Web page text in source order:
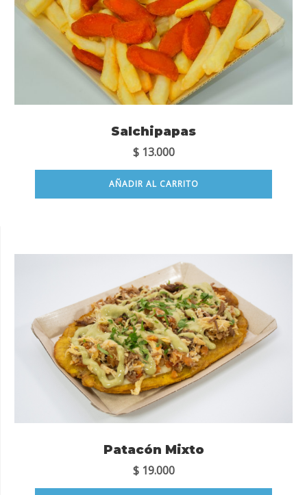
Salchipapas
$13.000
AÑADIR AL CARRITO
Patacón Mixto
$19.000